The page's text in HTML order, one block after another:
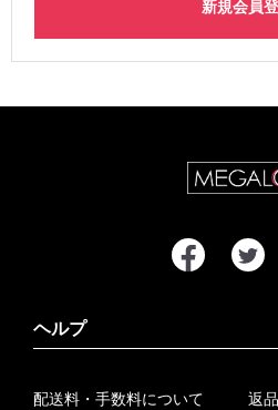
ヘルプ
配送料・手数料について
返